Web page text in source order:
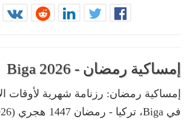
إمساكية رمضان - Biga 2026
إمساكية رمضان: رزنامة شهرية لأوقات
في Biga، تركيا - رمضان 1447 هجري (2026 ميلادي)